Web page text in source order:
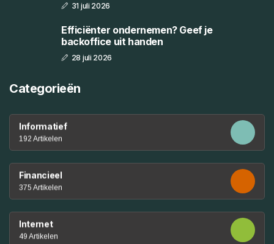
31 juli 2026
Efficiënter ondernemen? Geef je
backoffice uit handen
28 juli 2026
Categorieën
Informatief
192 Artikelen
Financieel
375 Artikelen
Internet
49 Artikelen